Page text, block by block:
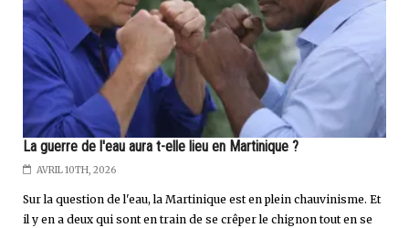
La guerre de l'eau aura t-elle lieu en Martinique ?
AVRIL 10TH, 2026
Sur la question de l'eau, la Martinique est en plein chauvinisme. Et
il y en a deux qui sont en train de se crêper le chignon tout en se